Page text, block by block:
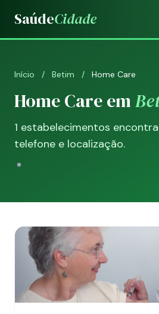
SaúdeCidade
Início / Betim / Home Care
Home Care em
1 estabelecimentos
telefone e localização.